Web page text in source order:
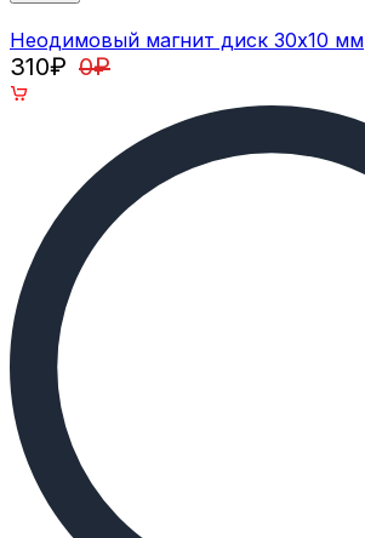
Неодимовый магнит диск 30х10 мм
310₽ 0₽